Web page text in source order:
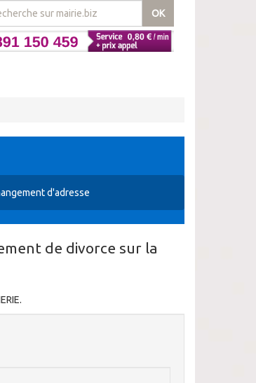
OK
d'adresse
de divorce sur la